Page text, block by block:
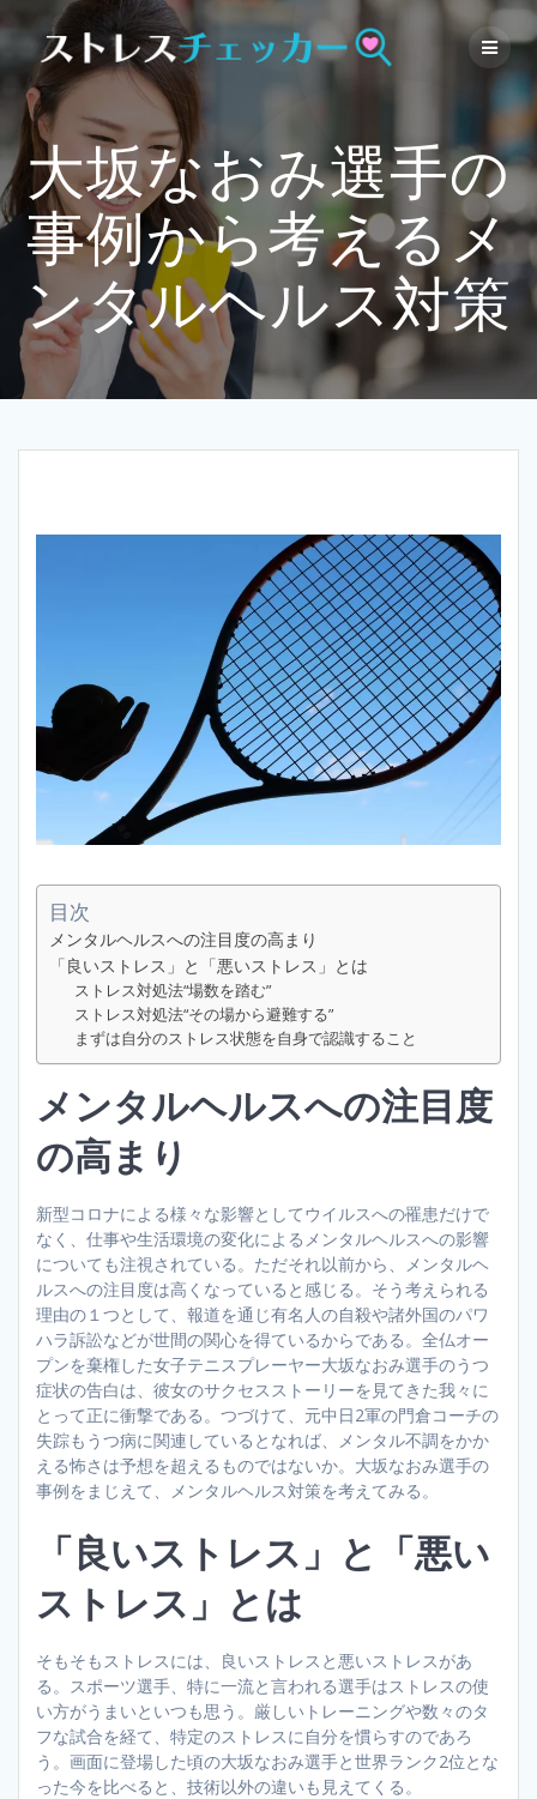
to
content
大坂なおみ選手の
事例から考えるメ
ンタルヘルス対策
目次
メンタルヘルスへの注目度の高まり
「良いストレス」と「悪いストレス」とは
ストレス対処法“場数を踏む”
ストレス対処法“その場から避難する”
まずは自分のストレス状態を自身で認識すること
メンタルヘルスへの注目度
の高まり
新型コロナによる様々な影響としてウイルスへの罹患だけで
なく、仕事や生活環境の変化によるメンタルヘルスへの影響
についても注視されている。ただそれ以前から、メンタルヘ
ルスへの注目度は高くなっていると感じる。そう考えられる
理由の１つとして、報道を通じ有名人の自殺や諸外国のパワ
ハラ訴訟などが世間の関心を得ているからである。全仏オー
プンを棄権した女子テニスプレーヤー大坂なおみ選手のうつ
症状の告白は、彼女のサクセスストーリーを見てきた我々に
とって正に衝撃である。つづけて、元中日2軍の門倉コーチの
失踪もうつ病に関連しているとなれば、メンタル不調をかか
える怖さは予想を超えるものではないか。大坂なおみ選手の
事例をまじえて、メンタルヘルス対策を考えてみる。
「良いストレス」と「悪い
ストレス」とは
そもそもストレスには、良いストレスと悪いストレスがあ
る。スポーツ選手、特に一流と言われる選手はストレスの使
い方がうまいといつも思う。厳しいトレーニングや数々のタ
フな試合を経て、特定のストレスに自分を慣らすのであろ
う。画面に登場した頃の大坂なおみ選手と世界ランク2位とな
った今を比べると、技術以外の違いも見えてくる。